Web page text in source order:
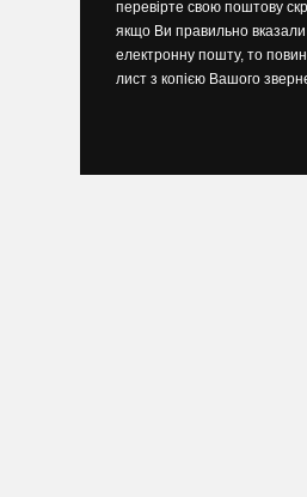
перевірте свою поштову
якщо Ви правильно
електронну пошту, то
лист з копією Вашого